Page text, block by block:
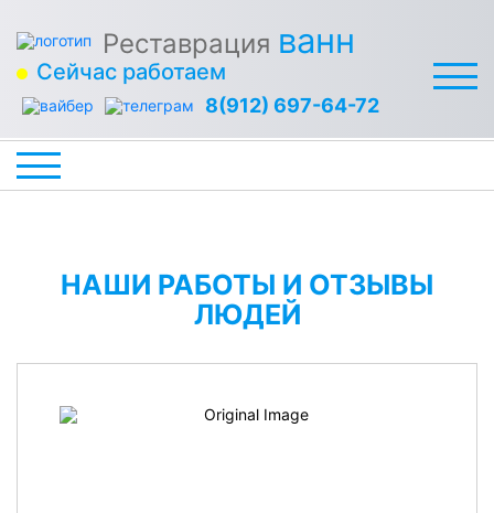
Реставрация ванн
Сейчас работаем
8(912) 697-64-72
НАШИ РАБОТЫ И ОТЗЫВЫ
ЛЮДЕЙ